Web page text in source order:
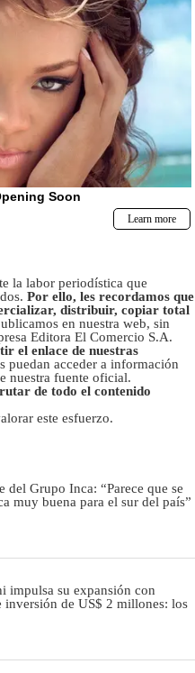
la labor periodística que
Por ello, les recordamos que
distribuir, copiar total
en nuestra web, sin
Editora El Comercio S.A.
el enlace de nuestras
puedan acceder a información
nuestra fuente oficial.
de todo el contenido
este esfuerzo.
del Grupo Inca: “Parece que se
muy buena para el sur del país”
impulsa su expansión con
inversión de US$ 2 millones: los